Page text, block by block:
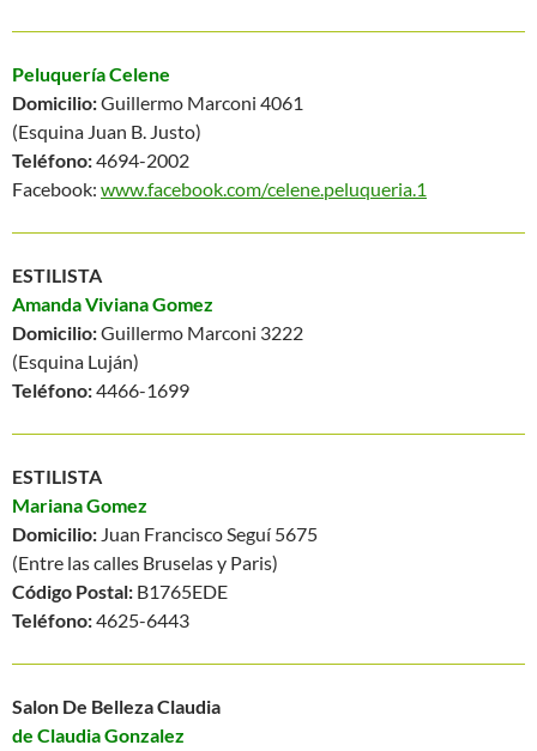
Peluquería Celene
Domicilio:Guillermo Marconi 4061
(Esquina Juan B. Justo)
Teléfono:4694-2002
Facebook: www.facebook.com/celene.peluqueria.1
ESTILISTA
Amanda Viviana Gomez
Domicilio:Guillermo Marconi 3222
(Esquina Luján)
Teléfono:4466-1699
ESTILISTA
Mariana Gomez
Domicilio: Juan Francisco Seguí 5675
(Entre las calles Bruselas y Paris)
Código Postal: B1765EDE
Teléfono:4625-6443
Salon De Belleza Claudia
de Claudia Gonzalez